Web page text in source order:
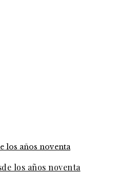
los años noventa